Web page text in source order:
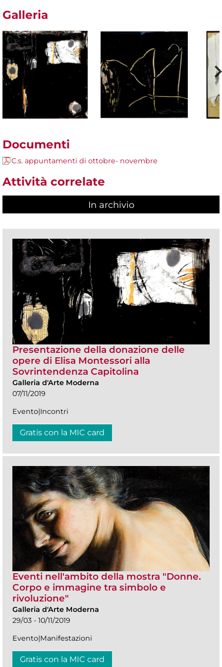
Galleria
Documenti
C.s. appuntamenti di ottobre- novembre
Attività correlate
In archivio
Presentazione della donazione delle
opere di Elisa Montessori alla
Sovrintendenza Capitolina
Galleria d'Arte Moderna
07/11/2019
Evento|Incontri
Gratis con la MIC card
Eventi nell'ambito della mostra "Donne.
Corpo e immagine tra simbolo e
rivoluzione"
Galleria d'Arte Moderna
29/03 - 10/11/2019
Evento|Manifestazioni
Gratis con la MIC card